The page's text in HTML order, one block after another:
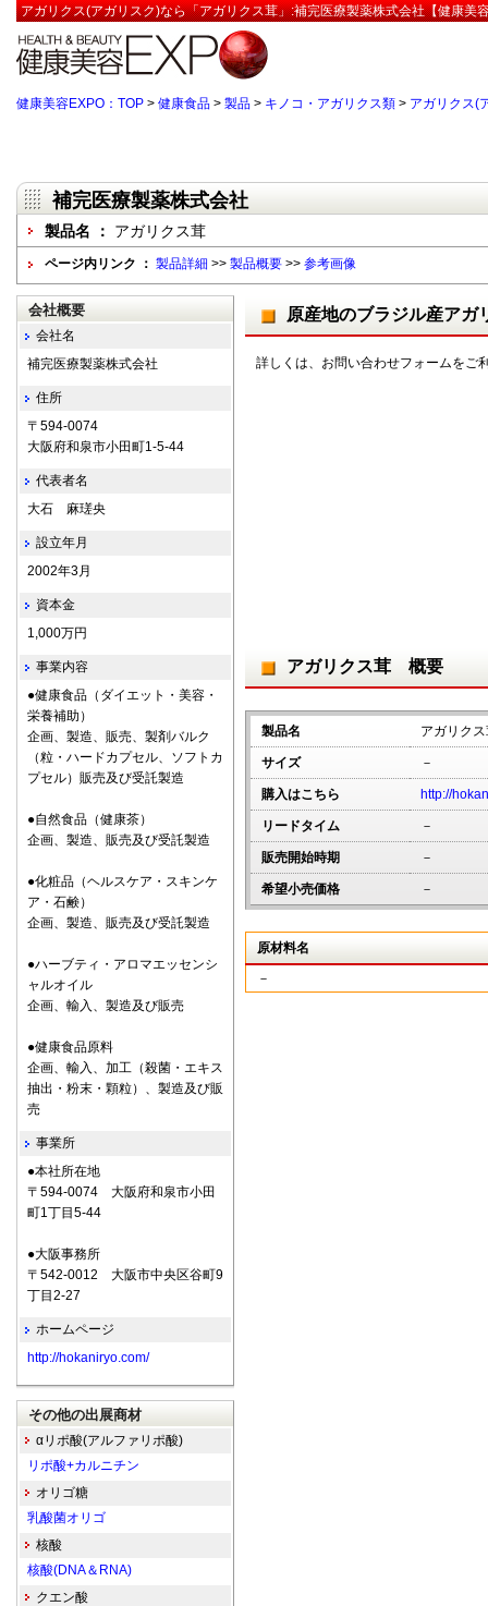
アガリクス(アガリスク)なら「アガリクス茸」:補完医療製薬株式会社【健康美
健康美容EXPO：TOP > 健康食品 > 製品 > キノコ・アガリクス類 > アガリクス(
補完医療製薬株式会社
製品名 ： アガリクス茸
ページ内リンク ： 製品詳細 >> 製品概要 >> 参考画像
原産地のブラジル産アガ
詳しくは、お問い合わせフォームをご
アガリクス茸 概要
製品名 アガリク
サイズ －
購入はこちら http://
リードタイム －
販売開始時期 －
希望小売価格 －
原材料名
－
会社概要
会社名
補完医療製薬株式会社
住所
〒594-0074
大阪府和泉市小田町1-5-44
代表者名
大石 麻瑳央
設立年月
2002年3月
資本金
1,000万円
事業内容
●健康食品（ダイエット・美容・
栄養補助）
企画、製造、販売、製剤バルク
（粒・ハードカプセル、ソフトカ
プセル）販売及び受託製造
●自然食品（健康茶）
企画、製造、販売及び受託製造
●化粧品（ヘルスケア・スキンケ
ア・石鹸）
企画、製造、販売及び受託製造
●ハーブティ・アロマエッセンシ
ャルオイル
企画、輸入、製造及び販売
●健康食品原料
企画、輸入、加工（殺菌・エキス
抽出・粉末・顆粒）、製造及び販
売
事業所
●本社所在地
〒594-0074 大阪府和泉市小田
町1丁目5-44
●大阪事務所
〒542-0012 大阪市中央区谷町9
丁目2-27
ホームページ
http://hokaniryo.com/
その他の出展商材
αリポ酸(アルファリポ酸)
リポ酸+カルニチン
オリゴ糖
乳酸菌オリゴ
核酸
核酸(DNA＆RNA)
クエン酸